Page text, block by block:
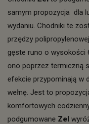
samym propozycja dla
wydaniu. Chodniki te
przędzy
gęste runo o wysokości
ono poprzez termiczną
efekcie przypominają w
wełnę. Jest to
komfortowych
podgumowane Zel